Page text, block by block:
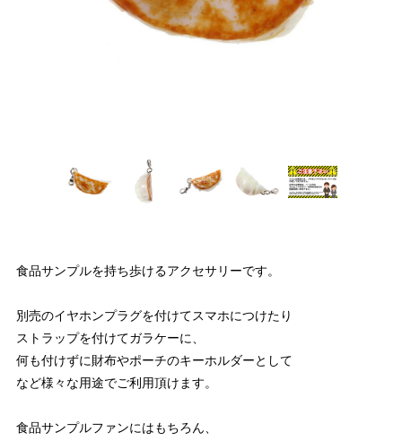
食品サンプルを持ち歩けるアクセサリーです。
別売のイヤホンプラグを付けてスマホにつけたり
ストラップを付けてガラケーに、
何も付けずに財布やポーチのキーホルダーとして
など様々な用途でご利用頂けます。
食品サンプルファンにはもちろん、